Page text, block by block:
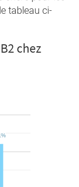
tableau ci-
chez